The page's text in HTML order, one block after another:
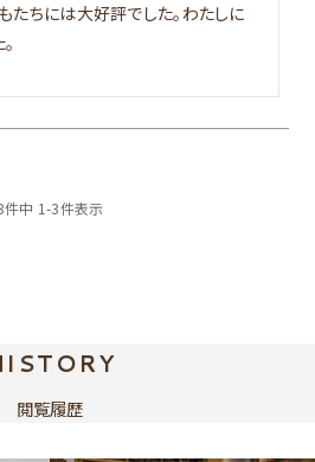
たちには大好評でした。わたしに
件中 1-3件表示
閲覧履歴